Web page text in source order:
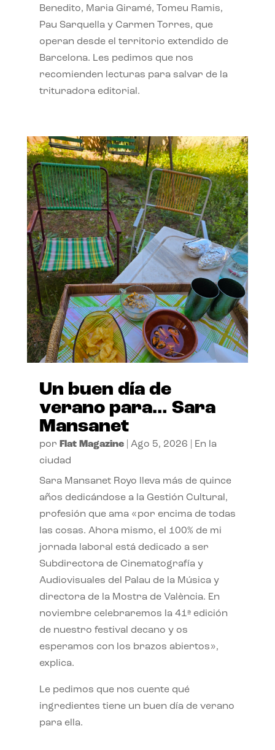
Benedito, Maria Giramé, Tomeu Ramis,
Pau Sarquella y Carmen Torres, que
operan desde el territorio extendido de
Barcelona. Les pedimos que nos
recomienden lecturas para salvar de la
trituradora editorial.
Un buen día de
verano para… Sara
Mansanet
por Flat Magazine| Ago 5, 2026
En la
ciudad
Sara Mansanet Royo lleva más de quince
años dedicándose a la Gestión Cultural,
profesión que ama «por encima de todas
las cosas. Ahora mismo, el 100% de mi
jornada laboral está dedicado a ser
Subdirectora de Cinematografía y
Audiovisuales del Palau de la Música y
directora de la Mostra de València. En
noviembre celebraremos la 41ª edición
de nuestro festival decano y os
esperamos con los brazos abiertos»,
explica.
Le pedimos que nos cuente qué
ingredientes tiene un buen día de verano
para ella.